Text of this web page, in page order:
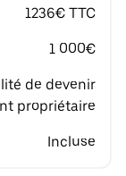
1236€ TTC
1 000€
de devenir
propriétaire
Incluse